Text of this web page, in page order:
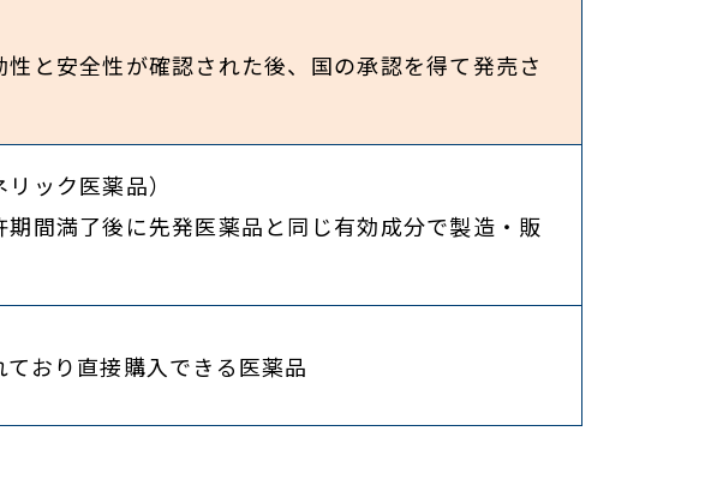
性と安全性が確認された後、国の承認を得て発売さ
ック医薬品）
期間満了後に先発医薬品と同じ有効成分で製造・販
おり直接購入できる医薬品